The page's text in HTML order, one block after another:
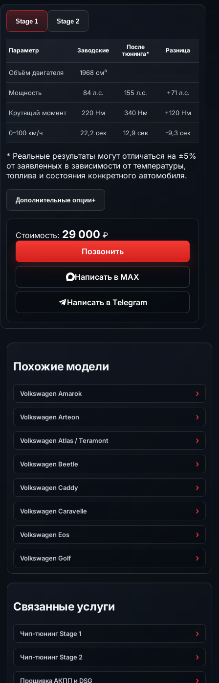
Stage 1 Stage 2
Параметр Заводские
После
тюнинга*
Разница
Объём двигателя 1968 см³
Мощность 84 л.с. 155 л.с. +71 л.с.
Крутящий момент 220 Нм 340 Нм +120 Нм
0–100 км/ч 22,2 сек 12,9 сек -9,3 сек
* Реальные результаты могут отличаться на ±5%
от заявленных в зависимости от температуры,
топлива и состояния конкретного автомобиля.
Дополнительные опции+
Стоимость: 29 000 ₽
Позвонить
Написать в MAX
Написать в Telegram
Похожие модели
Volkswagen Amarok
Volkswagen Arteon
Volkswagen Atlas / Teramont
Volkswagen Beetle
Volkswagen Caddy
Volkswagen Caravelle
Volkswagen Eos
Volkswagen Golf
Связанные услуги
Чип-тюнинг Stage 1
Чип-тюнинг Stage 2
Прошивка АКПП и DSG